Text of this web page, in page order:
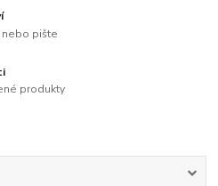
pište
produkty